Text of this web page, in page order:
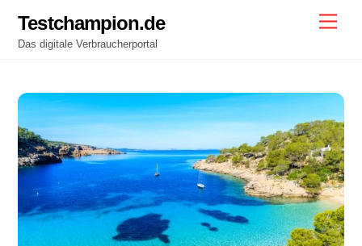
content
Testchampion.de
Das digitale Verbraucherportal